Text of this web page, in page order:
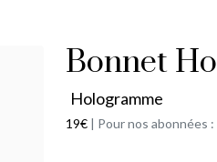
Bonnet
Hologramme
19€ | Pour nos abonnées